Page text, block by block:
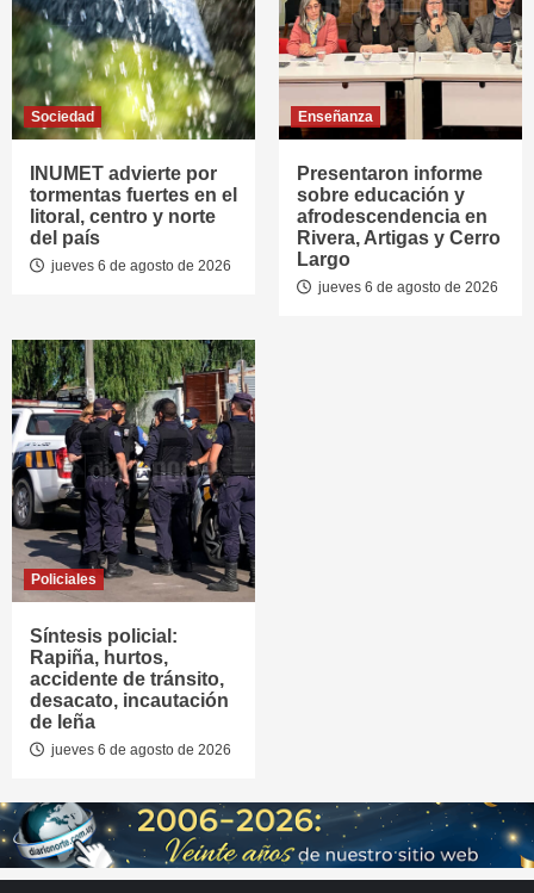
Sociedad
INUMET advierte por
tormentas fuertes en el
litoral, centro y norte
del país
jueves 6 de agosto de 2026
Enseñanza
Presentaron informe
sobre educación y
afrodescendencia en
Rivera, Artigas y Cerro
Largo
jueves 6 de agosto de 2026
Policiales
Síntesis policial:
Rapiña, hurtos,
accidente de tránsito,
desacato, incautación
de leña
jueves 6 de agosto de 2026